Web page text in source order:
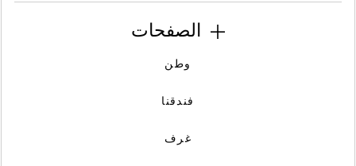
الصفحات 
وطن
فندقنا
غرف